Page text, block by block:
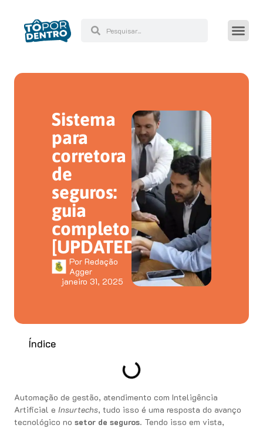
Sistema
para
corretora
de
seguros:
guia
completo
[UPDATED]
Por Redação
Agger
janeiro 31, 2025
Índice
Automação de gestão, atendimento com Inteligência
Artificial e Insurtechs, tudo isso é uma resposta do avanço
tecnológico no setor de seguros. Tendo isso em vista,